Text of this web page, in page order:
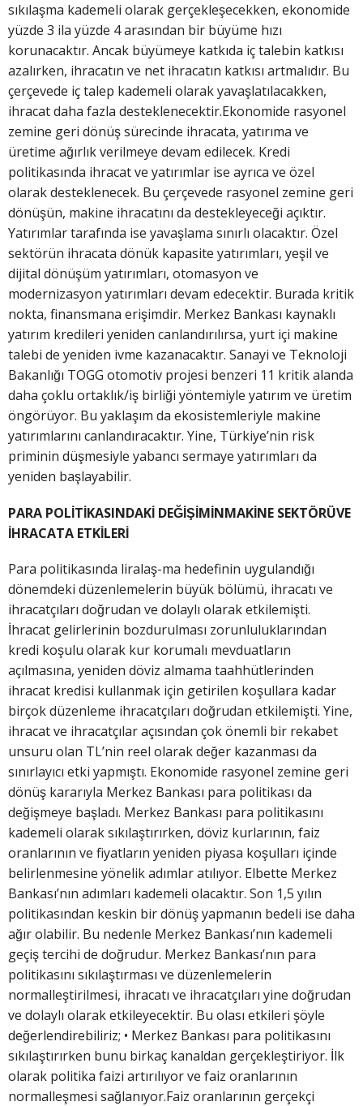
sıkılaşma kademeli olarak gerçekleşecekken, ekonomide
yüzde 3 ila yüzde 4 arasından bir büyüme hızı
korunacaktır. Ancak büyümeye katkıda iç talebin katkısı
azalırken, ihracatın ve net ihracatın katkısı artmalıdır. Bu
çerçevede iç talep kademeli olarak yavaşlatılacakken,
ihracat daha fazla desteklenecektir.Ekonomide rasyonel
zemine geri dönüş sürecinde ihracata, yatırıma ve
üretime ağırlık verilmeye devam edilecek. Kredi
politikasında ihracat ve yatırımlar ise ayrıca ve özel
olarak desteklenecek. Bu çerçevede rasyonel zemine geri
dönüşün, makine ihracatını da destekleyeceği açıktır.
Yatırımlar tarafında ise yavaşlama sınırlı olacaktır. Özel
sektörün ihracata dönük kapasite yatırımları, yeşil ve
dijital dönüşüm yatırımları, otomasyon ve
modernizasyon yatırımları devam edecektir. Burada kritik
nokta, finansmana erişimdir. Merkez Bankası kaynaklı
yatırım kredileri yeniden canlandırılırsa, yurt içi makine
talebi de yeniden ivme kazanacaktır. Sanayi ve Teknoloji
Bakanlığı TOGG otomotiv projesi benzeri 11 kritik alanda
daha çoklu ortaklık/iş birliği yöntemiyle yatırım ve üretim
öngörüyor. Bu yaklaşım da ekosistemleriyle makine
yatırımlarını canlandıracaktır. Yine, Türkiye’nin risk
priminin düşmesiyle yabancı sermaye yatırımları da
yeniden başlayabilir.
PARA POLİTİKASINDAKİ DEĞİŞİMİNMAKİNE SEKTÖRÜVE
İHRACATA ETKİLERİ
Para politikasında liralaş-ma hedefinin uygulandığı
dönemdeki düzenlemelerin büyük bölümü, ihracatı ve
ihracatçıları doğrudan ve dolaylı olarak etkilemişti.
İhracat gelirlerinin bozdurulması zorunluluklarından
kredi koşulu olarak kur korumalı mevduatların
açılmasına, yeniden döviz almama taahhütlerinden
ihracat kredisi kullanmak için getirilen koşullara kadar
birçok düzenleme ihracatçıları doğrudan etkilemişti. Yine,
ihracat ve ihracatçılar açısından çok önemli bir rekabet
unsuru olan TL’nin reel olarak değer kazanması da
sınırlayıcı etki yapmıştı. Ekonomide rasyonel zemine geri
dönüş kararıyla Merkez Bankası para politikası da
değişmeye başladı. Merkez Bankası para politikasını
kademeli olarak sıkılaştırırken, döviz kurlarının, faiz
oranlarının ve fiyatların yeniden piyasa koşulları içinde
belirlenmesine yönelik adımlar atılıyor. Elbette Merkez
Bankası’nın adımları kademeli olacaktır. Son 1,5 yılın
politikasından keskin bir dönüş yapmanın bedeli ise daha
ağır olabilir. Bu nedenle Merkez Bankası’nın kademeli
geçiş tercihi de doğrudur. Merkez Bankası’nın para
politikasını sıkılaştırması ve düzenlemelerin
normalleştirilmesi, ihracatı ve ihracatçıları yine doğrudan
ve dolaylı olarak etkileyecektir. Bu olası etkileri şöyle
değerlendirebiliriz; • Merkez Bankası para politikasını
sıkılaştırırken bunu birkaç kanaldan gerçekleştiriyor. İlk
olarak politika faizi artırılıyor ve faiz oranlarının
normalleşmesi sağlanıyor.Faiz oranlarının gerçekçi